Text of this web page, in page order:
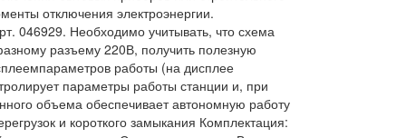
отключения электроэнергии.
046929. Необходимо учитывать, что схема
разъему 220В, получить полезную
работы (на дисплее
параметры работы станции и, при
объема обеспечивает автономную работу
и короткого замыкания Комплектация: